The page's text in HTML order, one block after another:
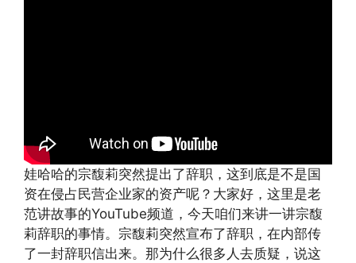
娃哈哈的宗馥莉突然提出了辞职，这到底是不是国
资在侵占民营企业家的资产呢？大家好，这里是老
范讲故事的YouTube频道，今天咱们来讲一讲宗馥
莉辞职的事情。宗馥莉突然宣布了辞职，在内部传
了一封辞职信出来。那为什么很多人去质疑，说这